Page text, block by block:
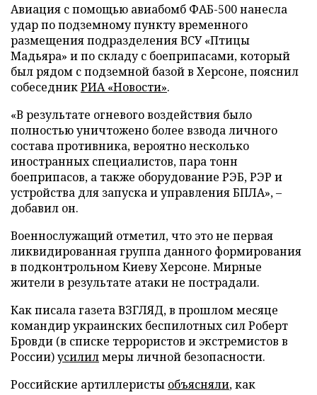
Авиация с помощью авиабомб ФАБ-500 нанесла
удар по подземному пункту временного
размещения подразделения ВСУ «Птицы
Мадьяра» и по складу с боеприпасами, который
был рядом с подземной базой в Херсоне, пояснил
собеседникРИА «Новости».
«В результате огневого воздействия было
полностью уничтожено более взвода личного
состава противника, вероятно несколько
иностранных специалистов, пара тонн
боеприпасов, а также оборудование РЭБ, РЭР и
устройства для запуска и управления БПЛА», –
добавил он.
Военнослужащий отметил, что это не первая
ликвидированная группа данного формирования
в подконтрольном Киеву Херсоне. Мирные
жители в результате атаки не пострадали.
Как писала газета ВЗГЛЯД, в прошлом месяце
командир украинских беспилотных сил Роберт
Бровди (в списке террористов и экстремистов в
России)усилилмеры личной безопасности.
Российские артиллеристы объясняли, как